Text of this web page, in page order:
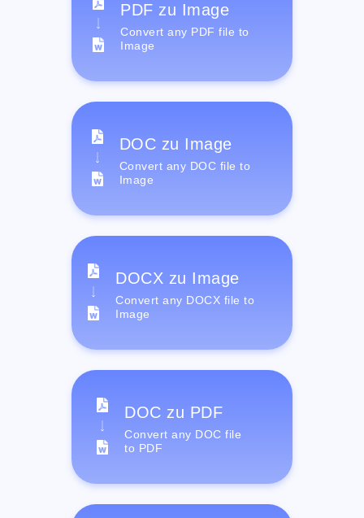
PDF zu Image
Convert any PDF file to
Image
DOC zu Image
Convert any DOC file to
Image
DOCX zu Image
Convert any DOCX file to
Image
DOC zu PDF
Convert any DOC file
to PDF